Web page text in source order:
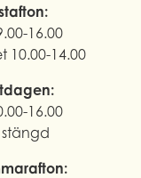
16.00
10.00-14.00
16.00
stängd